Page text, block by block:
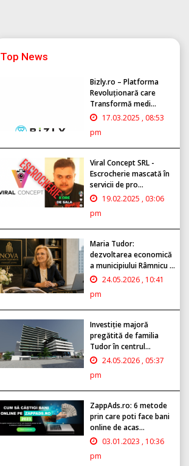
Top News
Bizly.ro – Platforma
Revoluționară care
Transformă medi...
17.03.2025 , 08:53
pm
Viral Concept SRL -
Escrocherie mascată în
servicii de pro...
19.02.2025 , 03:06
pm
Maria Tudor:
dezvoltarea economică
a municipiului Râmnicu ...
24.05.2026 , 10:41
pm
Investiție majoră
pregătită de familia
Tudor în centrul...
24.05.2026 , 05:37
pm
ZappAds.ro: 6 metode
prin care poti face bani
online de acas...
03.01.2023 , 10:36
pm